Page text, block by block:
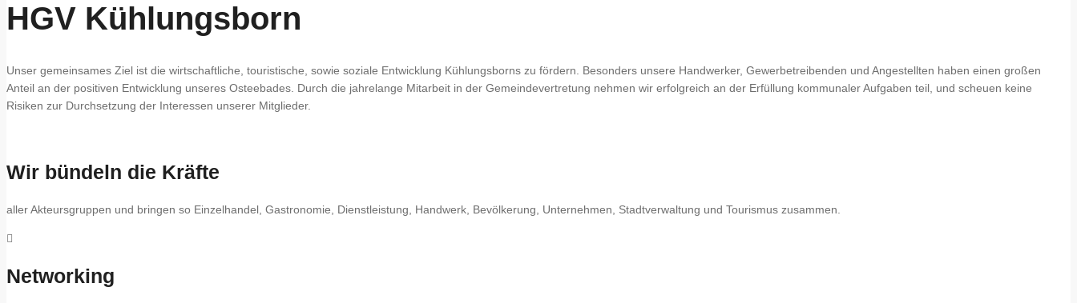
HGV Kühlungsborn
Unser gemeinsames Ziel ist die wirtschaftliche, touristische, sowie soziale Entwicklung Kühlungsborns zu fördern. Besonders unsere Handwerker, Gewerbetreibenden und Angestellten haben einen großen
Anteil an der positiven Entwicklung unseres Osteebades. Durch die jahrelange Mitarbeit in der Gemeindevertretung nehmen wir erfolgreich an der Erfüllung kommunaler Aufgaben teil, und scheuen keine
Risiken zur Durchsetzung der Interessen unserer Mitglieder.
Wir bündeln die Kräfte
aller Akteursgruppen und bringen so Einzelhandel, Gastronomie, Dienstleistung, Handwerk, Bevölkerung, Unternehmen, Stadtverwaltung und Tourismus zusammen.
Networking